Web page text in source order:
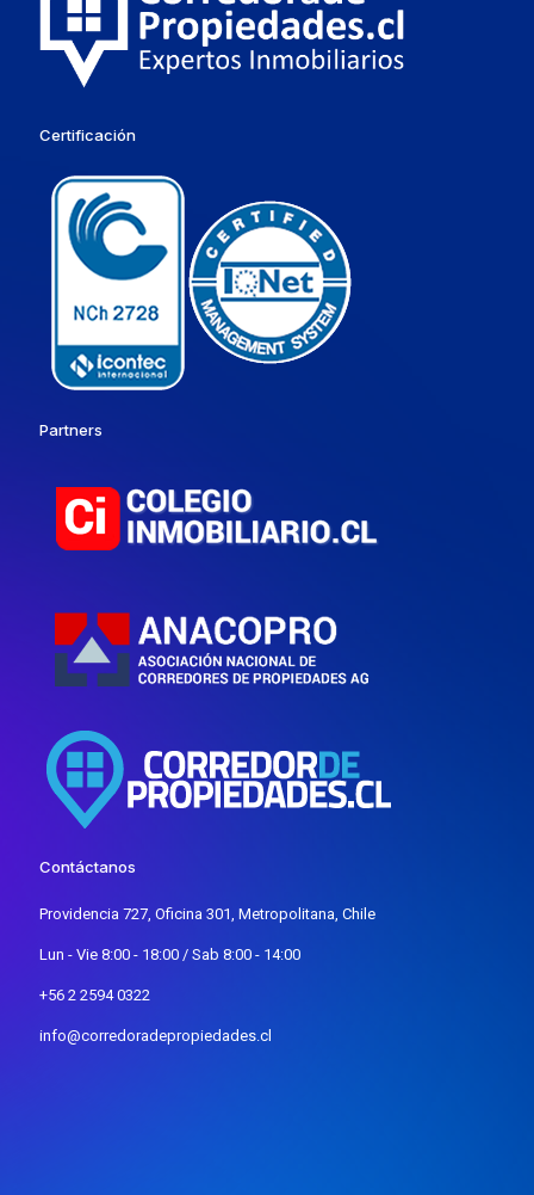
Certificación
Partners
Contáctanos
Providencia 727, Oficina 301, Metropolitana, Chile
Lun - Vie 8:00 - 18:00 / Sab 8:00 - 14:00
+56 2 2594 0322
info@corredoradepropiedades.cl